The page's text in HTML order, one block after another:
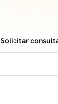
Solicitar